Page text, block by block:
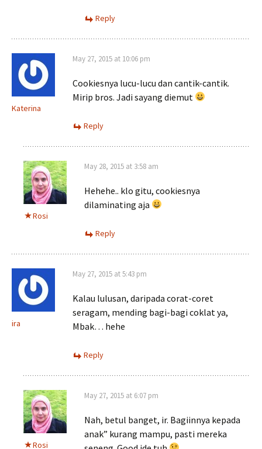
Reply
Katerina
May 27, 2015 at 10:06 pm
Cookiesnya lucu-lucu dan cantik-cantik.
Mirip bros. Jadi sayang diemut
Reply
Rosi
May 28, 2015 at 3:58 am
Hehehe.. klo gitu, cookiesnya
dilaminating aja
Reply
ira
May 27, 2015 at 5:43 pm
Kalau lulusan, daripada corat-coret
seragam, mending bagi-bagi coklat ya,
Mbak… hehe
Reply
Rosi
May 27, 2015 at 6:07 pm
Nah, betul banget, ir. Bagiinnya kepada
anak” kurang mampu, pasti mereka